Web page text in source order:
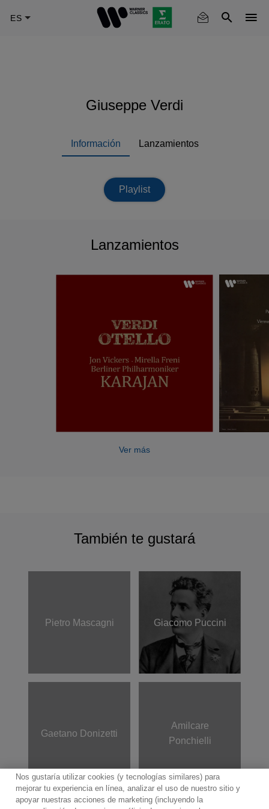
Giuseppe Verdi
Información Lanzamientos
Playlist
Lanzamientos
Ver más
También te gustará
Pietro Mascagni Giacomo Puccini
Gaetano Donizetti
Amilcare
Ponchielli
Nos gustaría utilizar cookies (y tecnologías similares) para
mejorar tu experiencia en línea, analizar el uso de nuestro sitio y
apoyar nuestras acciones de marketing (incluyendo la